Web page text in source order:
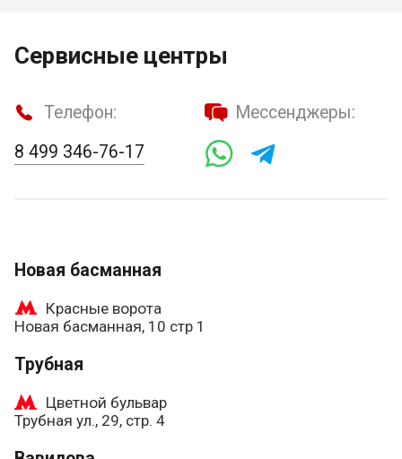
Сервисные центры
Телефон:
8 499 346-76-17
Мессенджеры:
Новая басманная
Красные ворота
Новая басманная, 10 стр 1
Трубная
Цветной бульвар
Трубная ул., 29, стр. 4